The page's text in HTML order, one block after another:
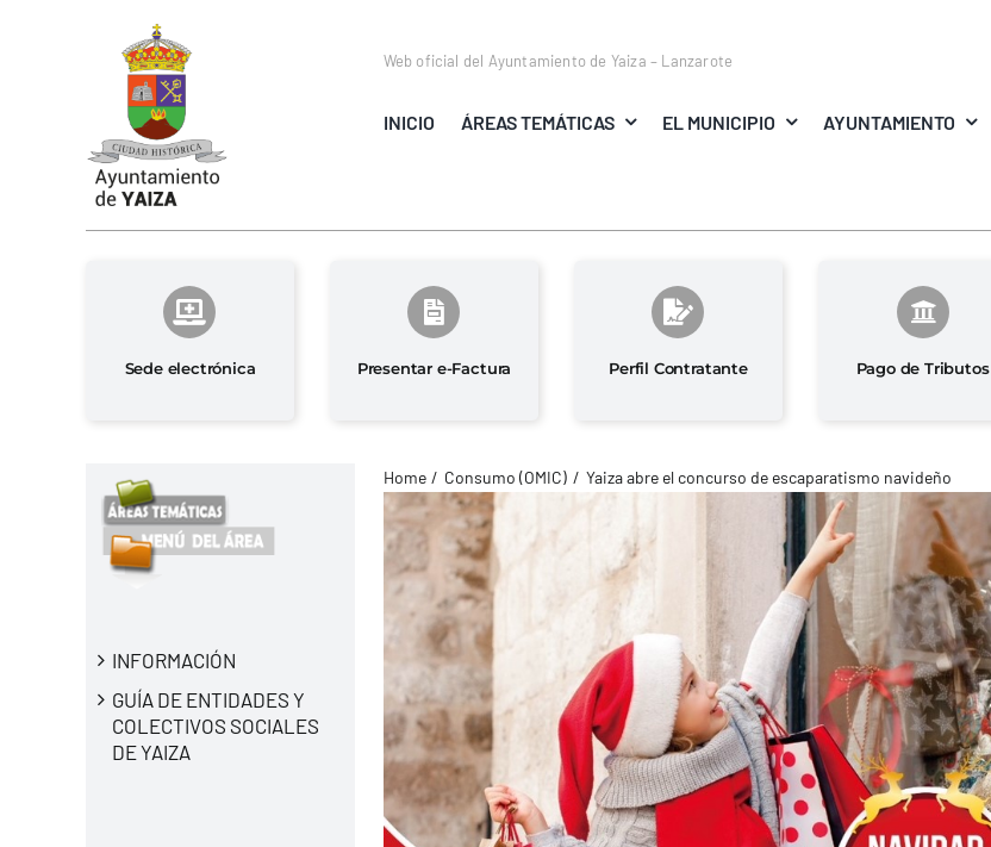
Web oficial del Ayuntamiento de Yaiza – Lanzarote
INICIO ÁREAS TEMÁTICAS EL MUNICIPIO AYUNTAMIENTO
Sede electrónica Presentar e-Factura Perfil Contratante Pago de Tributos
INFORMACIÓN
GUÍA DE ENTIDADES Y
COLECTIVOS SOCIALES
DE YAIZA
Home Consumo (OMIC) Yaiza abre el concurso de escaparatismo navideño